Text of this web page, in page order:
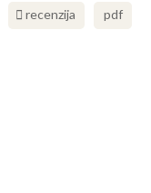
recenzija pdf